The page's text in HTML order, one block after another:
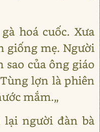
hoá cuốc. Xưa
giống mẹ. Người
sao của ông giáo
lợn là phiên
mắm.„
người đàn bà